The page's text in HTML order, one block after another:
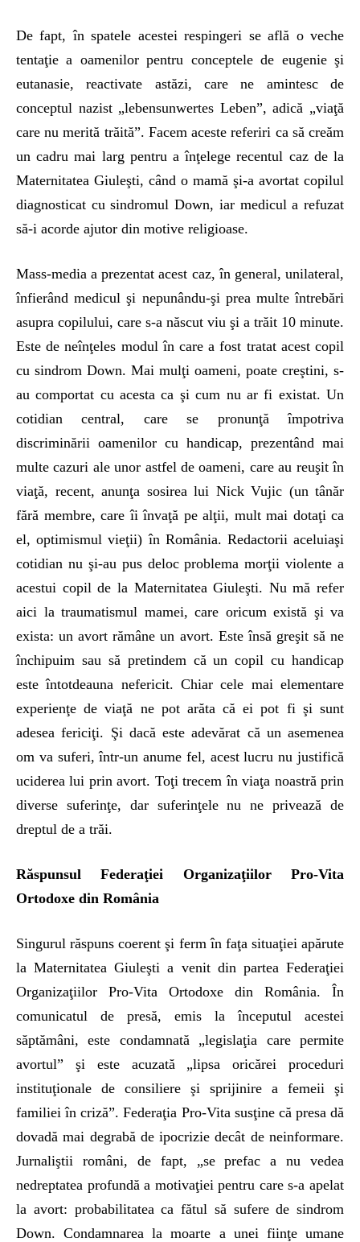
De fapt, în spatele acestei respingeri se află o veche
tentaţie a oamenilor pentru conceptele de eugenie şi
eutanasie, reactivate astăzi, care ne amintesc de
conceptul nazist „lebensunwertes Leben”, adică „viaţă
care nu merită trăită”. Facem aceste referiri ca să creăm
un cadru mai larg pentru a înţelege recentul caz de la
Maternitatea Giuleşti, când o mamă şi-a avortat copilul
diagnosticat cu sindromul Down, iar medicul a refuzat
să-i acorde ajutor din motive religioase.
Mass-media a prezentat acest caz, în general, unilateral,
înfierând medicul şi nepunându-şi prea multe întrebări
asupra copilului, care s-a născut viu şi a trăit 10 minute.
Este de neînţeles modul în care a fost tratat acest copil
cu sindrom Down. Mai mulţi oameni, poate creştini, s-
au comportat cu acesta ca şi cum nu ar fi existat. Un
cotidian central, care se pronunţă împotriva
discriminării oamenilor cu handicap, prezentând mai
multe cazuri ale unor astfel de oameni, care au reuşit în
viaţă, recent, anunţa sosirea lui Nick Vujic (un tânăr
fără membre, care îi învaţă pe alţii, mult mai dotaţi ca
el, optimismul vieţii) în România. Redactorii aceluiaşi
cotidian nu şi-au pus deloc problema morţii violente a
acestui copil de la Maternitatea Giuleşti. Nu mă refer
aici la traumatismul mamei, care oricum există şi va
exista: un avort rămâne un avort. Este însă greşit să ne
închipuim sau să pretindem că un copil cu handicap
este întotdeauna nefericit. Chiar cele mai elementare
experienţe de viaţă ne pot arăta că ei pot fi şi sunt
adesea fericiţi. Şi dacă este adevărat că un asemenea
om va suferi, într-un anume fel, acest lucru nu justifică
uciderea lui prin avort. Toţi trecem în viaţa noastră prin
diverse suferinţe, dar suferinţele nu ne privează de
dreptul de a trăi.
Răspunsul Federaţiei Organizaţiilor Pro-Vita
Ortodoxe din România
Singurul răspuns coerent şi ferm în faţa situaţiei apărute
la Maternitatea Giuleşti a venit din partea Federaţiei
Organizaţiilor Pro-Vita Ortodoxe din România. În
comunicatul de presă, emis la începutul acestei
săptămâni, este condamnată „legislaţia care permite
avortul” şi este acuzată „lipsa oricărei proceduri
instituţionale de consiliere şi sprijinire a femeii şi
familiei în criză”. Federaţia Pro-Vita susţine că presa dă
dovadă mai degrabă de ipocrizie decât de neinformare.
Jurnaliştii români, de fapt, „se prefac a nu vedea
nedreptatea profundă a motivaţiei pentru care s-a apelat
la avort: probabilitatea ca fătul să sufere de sindrom
Down. Condamnarea la moarte a unei fiinţe umane